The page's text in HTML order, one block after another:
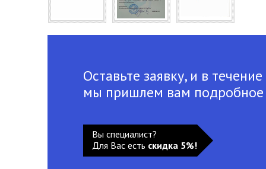
Оставьте заявку, и в
мы пришлем вам
Вы специалист?
Для Вас есть скидка 5%!